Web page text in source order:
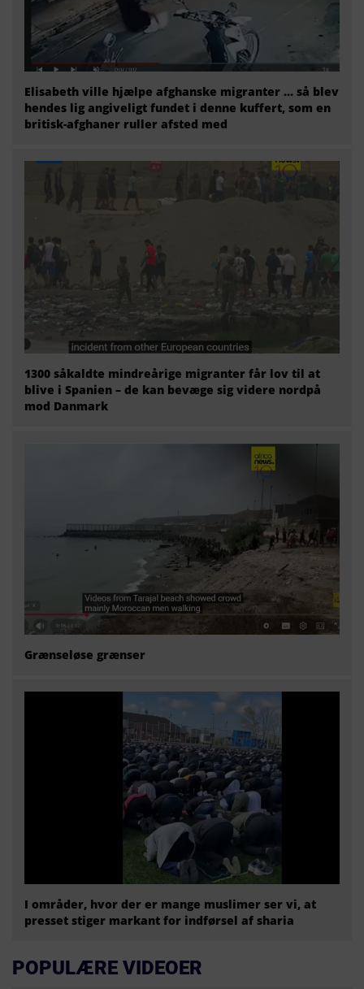
Elisabeth ville hjælpe afghanske migranter … så blev
hendes lig angiveligt fundet i denne kuffert, som en
britisk-afghaner ruller afsted med
1300 såkaldte mindreårige migranter får lov til at
blive i Spanien – de kan bevæge sig videre nordpå
mod Danmark
Grænseløse grænser
I områder, hvor der er mange muslimer ser vi, at
presset stiger markant for indførsel af sharia
POPULÆRE VIDEOER